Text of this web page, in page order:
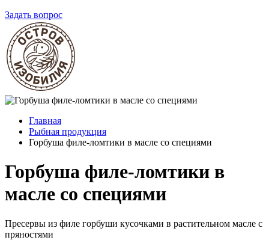
Задать вопрос
Главная
Рыбная продукция
Горбуша филе-ломтики в масле со специями
Горбуша филе-ломтики в
масле со специями
Пресервы из филе горбуши кусочками в растительном масле с
пряностями